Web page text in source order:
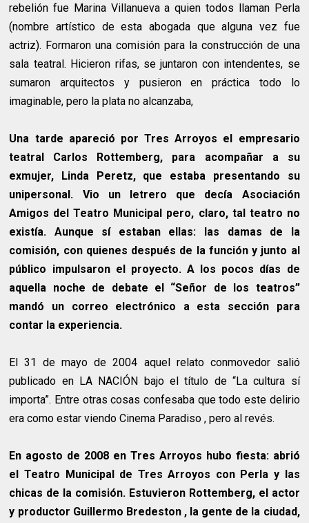
rebelión fue Marina Villanueva a quien todos llaman Perla
(nombre artístico de esta abogada que alguna vez fue
actriz). Formaron una comisión para la construcción de una
sala teatral. Hicieron rifas, se juntaron con intendentes, se
sumaron arquitectos y pusieron en práctica todo lo
imaginable, pero la plata no alcanzaba,
Una tarde apareció por Tres Arroyos el empresario
teatral Carlos Rottemberg, para acompañar a su
exmujer, Linda Peretz, que estaba presentando su
unipersonal. Vio un letrero que decía Asociación
Amigos del Teatro Municipal pero, claro, tal teatro no
existía. Aunque sí estaban ellas: las damas de la
comisión, con quienes después de la función y junto al
público impulsaron el proyecto. A los pocos días de
aquella noche de debate el “Señor de los teatros”
mandó un correo electrónico a esta sección para
contar la experiencia.
El 31 de mayo de 2004 aquel relato conmovedor salió
publicado en LA NACIÓN bajo el título de “La cultura sí
importa”. Entre otras cosas confesaba que todo este delirio
era como estar viendo Cinema Paradiso , pero al revés.
En agosto de 2008 en Tres Arroyos hubo fiesta: abrió
el Teatro Municipal de Tres Arroyos con Perla y las
chicas de la comisión. Estuvieron Rottemberg, el actor
y productor Guillermo Bredeston , la gente de la ciudad,